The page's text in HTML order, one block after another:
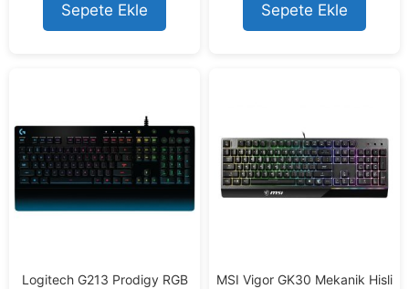
Sepete Ekle Sepete Ekle
Logitech G213 Prodigy RGB
MSI Vigor GK30 Mekanik Hisli